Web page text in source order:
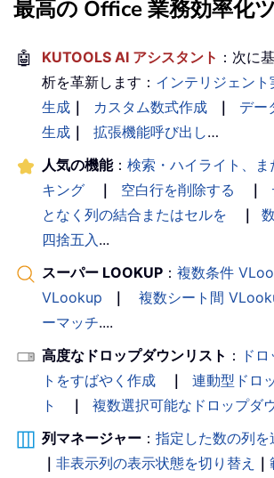
最高の Office 業務効率化
🤖 KUTOOLS AI アシスタント ：次に
析を革新します： インテリジェント
生成 ｜ カスタム数式作成 ｜
デー
生成 ｜ 拡張機能呼び出し…
人気の機能： 検索・ハイライト、
キング
｜ 空白行を削除する ｜
となく列の結合またはセルを
｜
四捨五入...
スーパー LOOKUP ： 複数条件
VLookup
｜ 複数シート間
ーマッチ....
高度なドロップダウンリスト ： ド
トをすばやく作成
｜
連動型ドロ
ト
｜ 複数選択可能なドロップダ
列マネージャー ： 指定した数の列を
｜ 非表示列の表示状態を切り替え ｜